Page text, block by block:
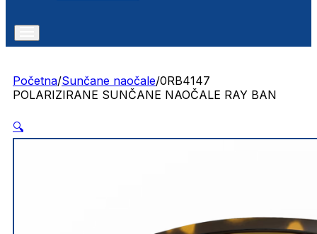
Početna/Sunčane naočale/0RB4147
POLARIZIRANE SUNČANE NAOČALE RAY BAN
🔍